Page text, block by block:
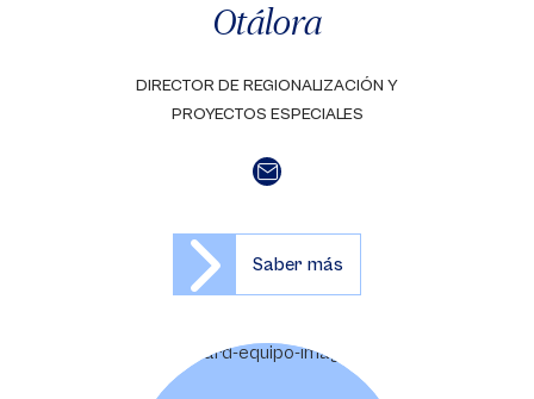
Otálora
DIRECTOR DE REGIONALIZACIÓN Y
PROYECTOS ESPECIALES
Saber más